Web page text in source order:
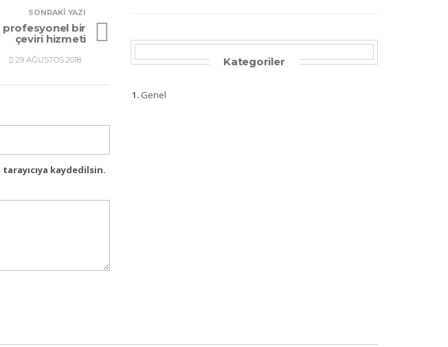
SONRAKI YAZI
profesyonel bir
çeviri hizmeti
29 AĞUSTOS 2018
kaydedilsin.
Kategoriler
Genel